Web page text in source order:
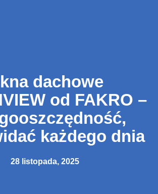
dachowe
od FAKRO –
każdego dnia
28 listopada, 2025